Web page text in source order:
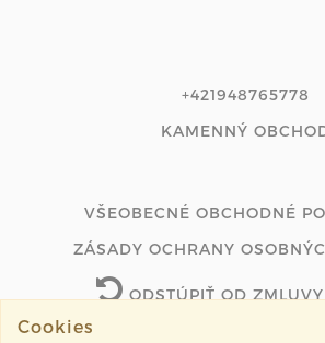
+421948765778
KAMENNÝ
VŠEOBECNÉ OBCHODNÉ
ZÁSADY OCHRANY
ODSTÚPIŤ OD
Cookies